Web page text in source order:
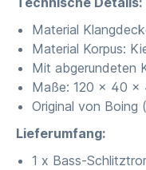
Material
Material Korpus:
Mit abgerundeten
Maße: 120 x 40 x
Original von Boing
Lieferumfang:
1 x Bass-